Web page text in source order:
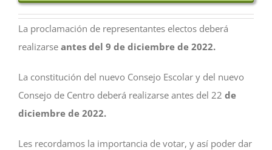
La proclamación de representantes electos deberá
realizarse antes del 9 de diciembre de 2022.
La constitución del nuevo Consejo Escolar y del nuevo
Consejo de Centro deberá realizarse antes del 22 de
diciembre de 2022.
Les recordamos la importancia de votar, y así poder dar